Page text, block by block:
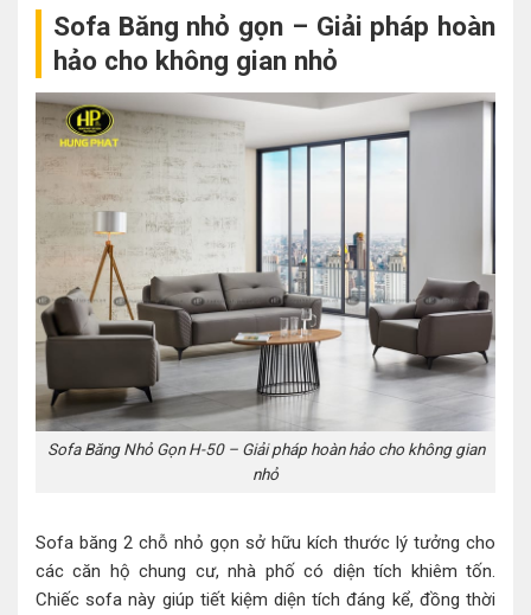
Sofa Băng nhỏ gọn – Giải pháp hoàn
hảo cho không gian nhỏ
Sofa Băng Nhỏ Gọn H-50 – Giải pháp hoàn hảo cho không gian
nhỏ
Sofa băng 2 chỗ nhỏ gọn sở hữu kích thước lý tưởng cho
các căn hộ chung cư, nhà phố có diện tích khiêm tốn.
Chiếc sofa này giúp tiết kiệm diện tích đáng kể, đồng thời